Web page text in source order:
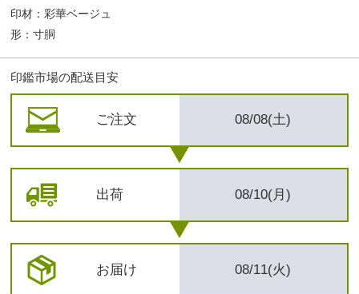
印材：彩華ベージュ
形：寸胴
印鑑市場の配送目安
ご注文 08/08(土)
出荷 08/10(月)
お届け 08/11(火)